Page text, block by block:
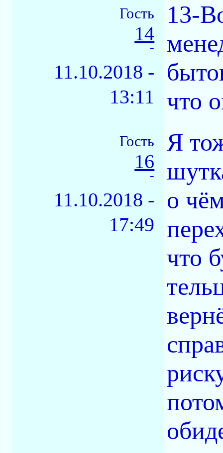
Гость
14
-
11.10.2018 -
13:11
13-
что
Гость
16
-
11.10.2018 -
17:49
Я
о
что